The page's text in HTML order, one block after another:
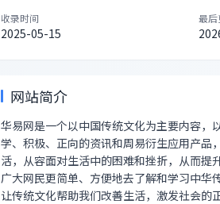
收录时间
2025-05-15
最
网站简介
华易网是一个以中国传统文化为主要内容，
学、积极、正向的资讯和周易衍生应用产品
活，从容面对生活中的困难和挫折，从而提
广大网民更简单、方便地去了解和学习中华
让传统文化帮助我们改善生活，激发社会的